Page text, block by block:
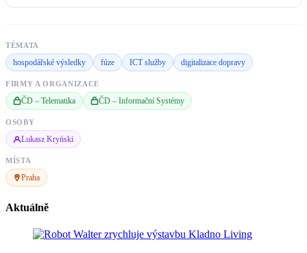
TÉMATA
hospodářské výsledky fúze ICT služby digitalizace dopravy
FIRMY A ORGANIZACE
ČD – Telematika ČD – Informační Systémy
OSOBY
Lukasz Kryński
MÍSTA
Praha
Aktuálně